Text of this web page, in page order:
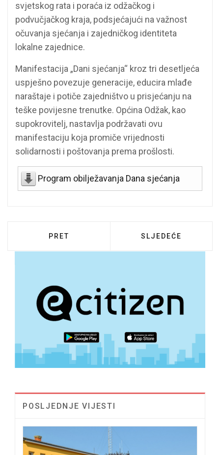
svjetskog rata i poraća iz odžačkog i
podvučjačkog kraja, podsjećajući na važnost
očuvanja sjećanja i zajedničkog identiteta
lokalne zajednice.
Manifestacija „Dani sjećanja“ kroz tri desetljeća
uspješno povezuje generacije, educira mlađe
naraštaje i potiče zajedništvo u prisjećanju na
teške povijesne trenutke. Općina Odžak, kao
supokrovitelj, nastavlja podržavati ovu
manifestaciju koja promiče vrijednosti
solidarnosti i poštovanja prema prošlosti.
Program obilježavanja Dana sjećanja
PRETHODNI ČLANAK: KRIŽNIM PUTEM
PRET SLJEDEĆI ČLANAK:
SLJEDEĆE
POSLJEDNJE VIJESTI